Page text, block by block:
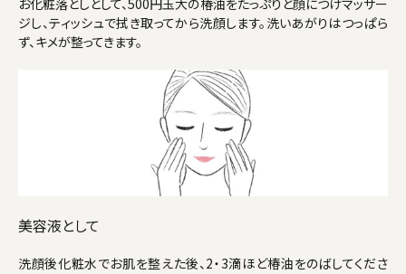
お化粧落としとして、500円玉大の椿油をたっぷりと顔につけマッサー
ジし、ティッシュで拭き取ってから洗顔します。洗いあがりはつっぱら
ず、キメが整ってきます。
美容液として
洗顔後化粧水でお肌を整えた後、2・3滴ほど椿油をのばしてくださ